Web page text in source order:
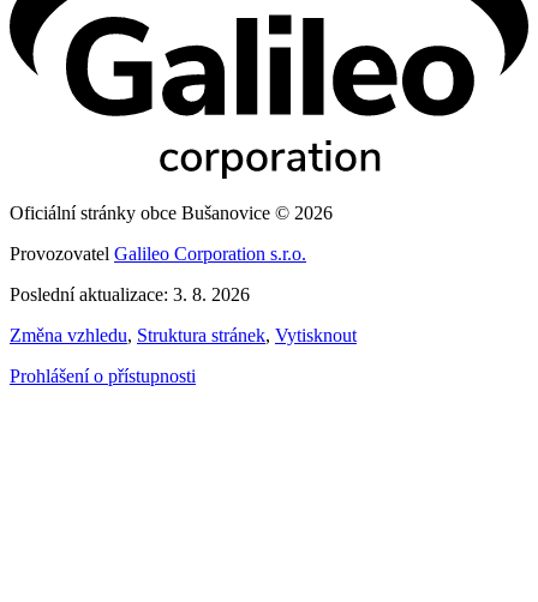
Oficiální stránky obce Bušanovice © 2026
Provozovatel Galileo Corporation s.r.o.
Poslední aktualizace: 3. 8. 2026
Změna vzhledu, Struktura stránek, Vytisknout
Prohlášení o přístupnosti